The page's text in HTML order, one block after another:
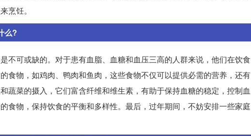
烹饪。
么?
不可或缺的。对于患有血脂、血糖和血压三高的人群来说，他们在饮食
食物，如鸡肉、鸭肉和鱼肉，这些食物不仅可以提供必需的营养，还有
蔬菜的摄入，它们富含纤维和维生素，有助于保持血糖的稳定，控制血
食物，保持饮食的平衡和多样性。最后，过年期间，不妨安排一些家庭